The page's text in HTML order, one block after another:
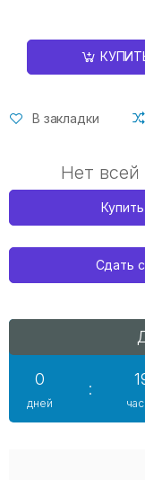
В закладки
Нет
Сдать
0
дней
: